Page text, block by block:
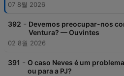
07 8월 2026
392 - Devemos preocupar-nos
Ventura? — Ouvintes
02 8월 2026
391 - O caso Neves é um
ou para a PJ?